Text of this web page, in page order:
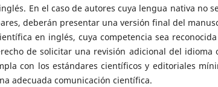
En el caso de autores cuya lengua nativa no
deberán presentar una versión final del
en inglés, cuya competencia sea
de solicitar una revisión adicional del idioma
con los estándares científicos y editoriales
adecuada comunicación científica.